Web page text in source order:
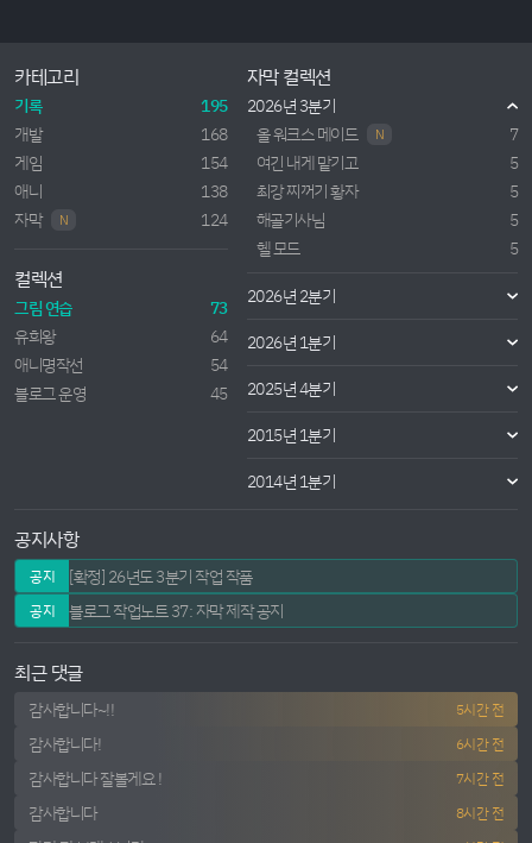
카테고리
기록
195
개발
168
게임
154
애니
138
자막
N 124
컬렉션
그림 연습
73
유희왕
64
애니명작선
54
블로그 운영
45
자막 컬렉션
2026년 3분기
올 워크스 메이드
N
7
여긴 내게 맡기고
5
최강 찌꺼기 황자
5
해골기사님
5
헬 모드
5
2026년 2분기
2026년 1분기
2025년 4분기
2015년 1분기
2014년 1분기
공지사항
공지 [확정] 26년도 3분기 작업 작품
공지 블로그 작업노트 37: 자막 제작 공지
최근 댓글
감사합니다~!! 5시간 전
감사합니다! 6시간 전
감사합니다 잘볼게요 ! 7시간 전
감사합니다 8시간 전